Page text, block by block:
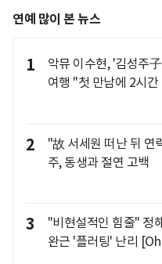
연예 많이 본 뉴스
1
악뮤 이수현, '김성주
여행 "첫 만남에 2시
2
"故 서세원 떠난 뒤
주, 동생과 절연 고백
3
"비현설적인 힘줄" 정
완근 '플러팅' 난리